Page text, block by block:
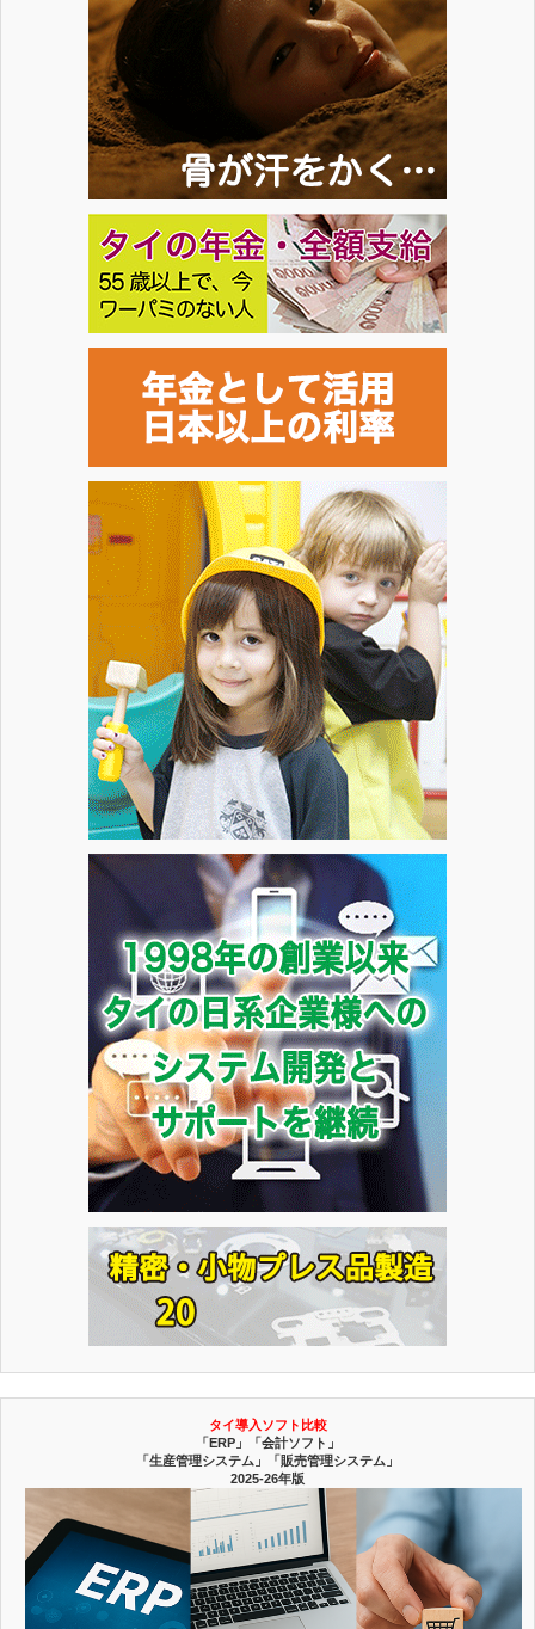
タイ導入ソフト比較
「ERP」「会計ソフト」
「生産管理システム」「販売管理システム」
2025-26年版